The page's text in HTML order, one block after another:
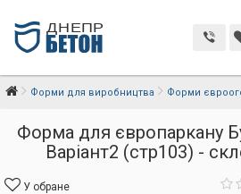
Форми для виробництва Форми
Форма для європаркану
Варіант2 (стр103) -
У обране